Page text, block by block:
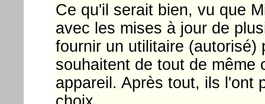
Ce qu'il serait bien, vu que
avec les mises à jour de
fournir un utilitaire (autorisé)
souhaitent de tout de même
appareil. Après tout, ils l'ont